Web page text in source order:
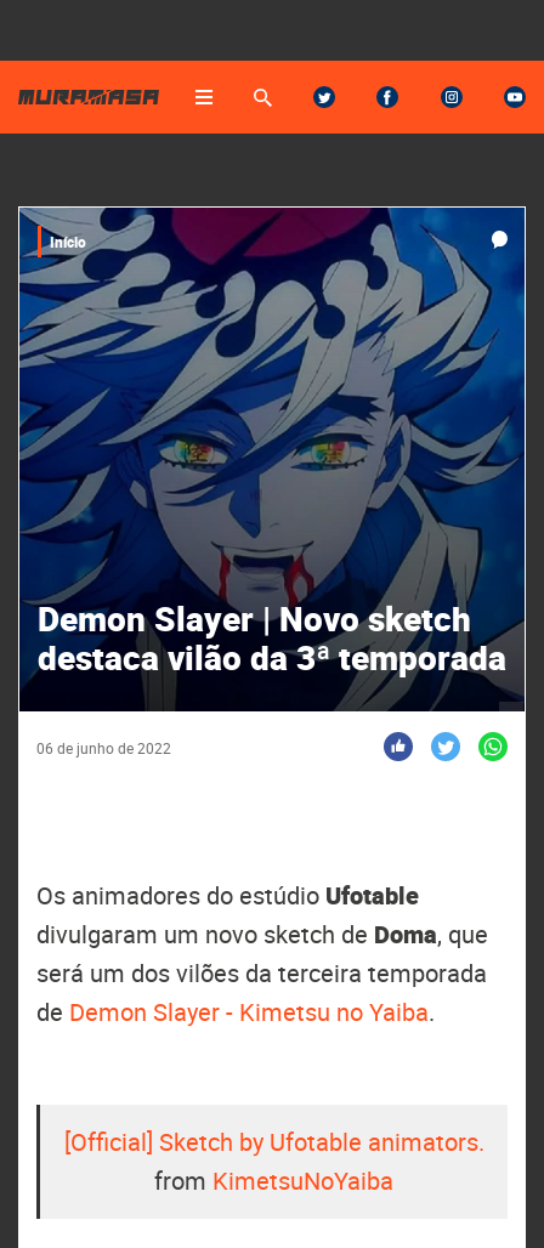
Início
Demon Slayer | Novo sketch
destaca vilão da 3ª temporada
06 de junho de 2022
Os animadores do estúdio Ufotable
divulgaram um novo sketch de Doma, que
será um dos vilões da terceira temporada
de Demon Slayer - Kimetsu no Yaiba.
[Official] Sketch by Ufotable animators.
from KimetsuNoYaiba